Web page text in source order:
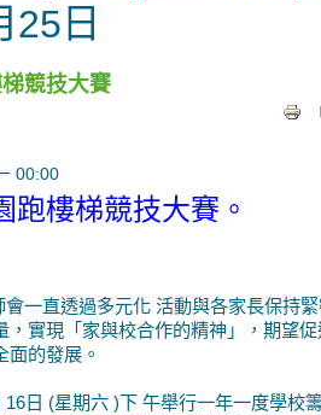
25日
競技大賽
00:00
跑樓梯競技大賽。
一直透過多元化 活動與各家長保持
，實現「家與校合作的精神」，期望促
面的發展。
日 (星期六 )下 午舉行一年一度學校